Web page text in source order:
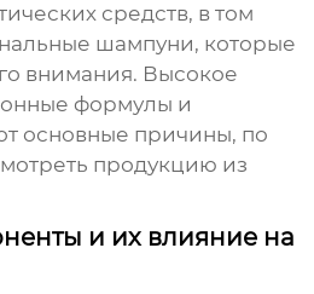
средств, в том
шампуни, которые
внимания. Высокое
формулы и
основные причины, по
продукцию из
и их влияние на